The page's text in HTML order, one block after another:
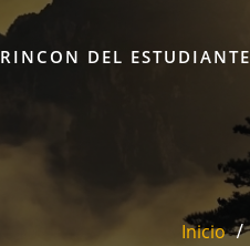
RINCON DEL ESTUDIANTE
Inicio